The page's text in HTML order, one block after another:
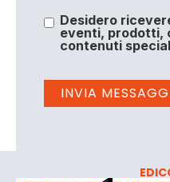
Desidero
eventi, prodotti,
contenuti